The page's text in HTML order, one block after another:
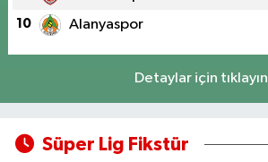
10 Alanyaspor
Detaylar için tıklayın
Süper Lig Fikstür